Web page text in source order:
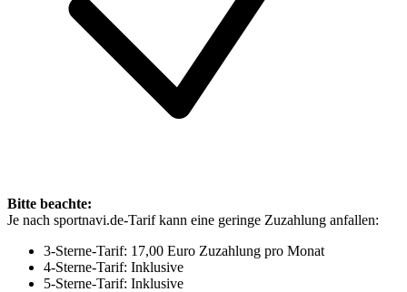
Bitte beachte:
Je nach sportnavi.de-Tarif kann eine geringe Zuzahlung anfallen:
3-Sterne-Tarif: 17,00 Euro Zuzahlung pro Monat
4-Sterne-Tarif: Inklusive
5-Sterne-Tarif: Inklusive